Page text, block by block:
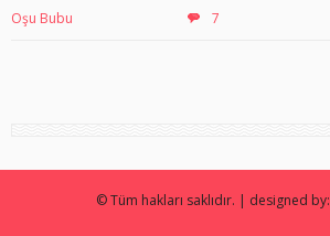
Oşu Bubu 7
© Tüm hakları saklıdır. | designed by: